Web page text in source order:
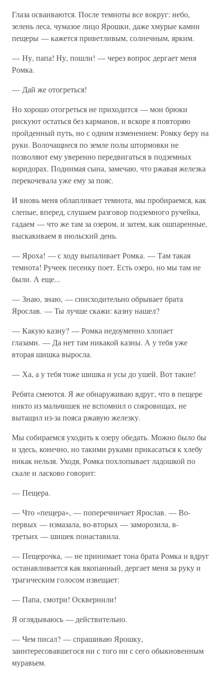
Глаза осваиваются. После темноты все вокруг: небо,
зелень леса, чумазое лицо Ярошки, даже хмурые камни
пещеры — кажется приветливым, солнечным, ярким.
— Ну, папа! Ну, пошли! — через вопрос дергает меня
Ромка.
— Дай же отогреться!
Но хорошо отогреться не приходится — мои брюки
рискуют остаться без карманов, и вскоре я повторяю
пройденный путь, но с одним изменением: Ромку беру на
руки. Волочащиеся по земле полы штормовки не
позволяют ему уверенно передвигаться в подземных
коридорах. Поднимая сына, замечаю, что ржавая железка
перекочевала уже ему за пояс.
И вновь меня облапливает темнота, мы пробираемся, как
слепые, вперед, слушаем разговор подземного ручейка,
гадаем — что же там за озером, и затем, как ошпаренные,
выскакиваем в июльский день.
— Яроха! — с ходу выпаливает Ромка. — Там такая
темнота! Ручеек песенку поет. Есть озеро, но мы там не
были. А еще...
— Знаю, знаю, — снисходительно обрывает брата
Ярослав. — Ты лучше скажи: казну нашел?
— Какую казну? — Ромка недоуменно хлопает
глазами. — Да нет там никакой казны. А у тебя уже
вторая шишка выросла.
— Ха, а у тебя тоже шишка и усы до ушей. Вот такие!
Ребята смеются. Я же обнаруживаю вдруг, что в пещере
никто из мальчишек не вспомнил о сокровищах, не
вытащил из-за пояса ржавую железку.
Мы собираемся уходить к озеру обедать. Можно было бы
и здесь, конечно, но такими руками прикасаться к хлебу
никак нельзя. Уходя, Ромка похлопывает ладошкой по
скале и ласково говорит:
— Пещера.
— Что «пещера», — поперечничает Ярослав. — Во-
первых — измазала, во-вторых — заморозила, в-
третьих — шишек понаставила.
— Пещерочка, — не принимает тона брата Ромка и вдруг
останавливается как вкопанный, дергает меня за руку и
трагическим голосом извещает:
— Папа, смотри! Осквернили!
Я оглядываюсь — действительно.
— Чем писал? — спрашиваю Ярошку,
заинтересовавшегося ни с того ни с сего обыкновенным
муравьем.